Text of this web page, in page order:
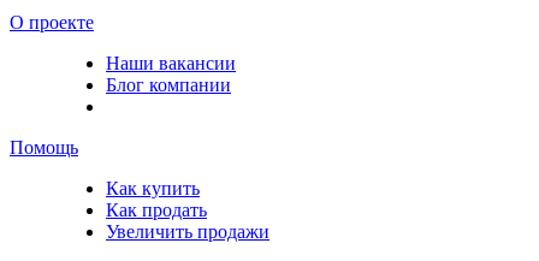
О проекте
Наши вакансии
Блог компании
Помощь
Как купить
Как продать
Увеличить продажи